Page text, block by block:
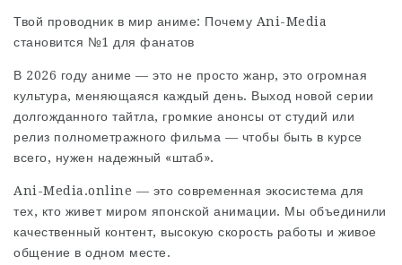
Твой проводник в мир аниме: Почему Ani-Media
становится №1 для фанатов
В 2026 году аниме — это не просто жанр, это огромная
культура, меняющаяся каждый день. Выход новой серии
долгожданного тайтла, громкие анонсы от студий или
релиз полнометражного фильма — чтобы быть в курсе
всего, нужен надежный «штаб».
Ani-Media.online — это современная экосистема для
тех, кто живет миром японской анимации. Мы объединили
качественный контент, высокую скорость работы и живое
общение в одном месте.